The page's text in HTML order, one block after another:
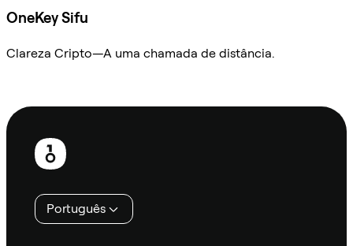
OneKey Sifu
Clareza Cripto—A uma chamada de distância.
Rodapé
Português